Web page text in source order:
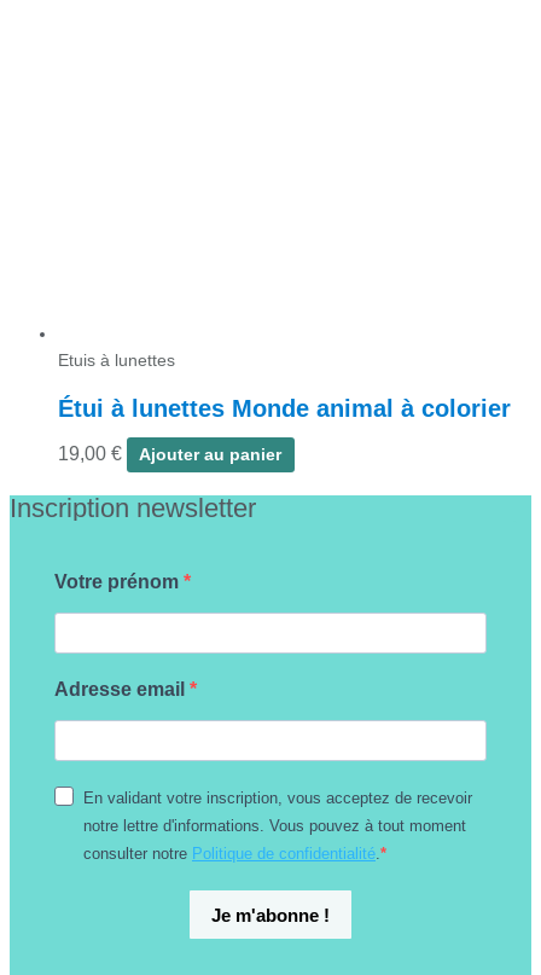
Etuis à lunettes
Étui à lunettes Monde animal à colorier
19,00 € Ajouter au panier
Inscription newsletter
Votre prénom
Adresse email
En validant votre inscription, vous acceptez de recevoir
notre lettre d'informations. Vous pouvez à tout moment
consulter notre Politique de confidentialité.
Je m'abonne !